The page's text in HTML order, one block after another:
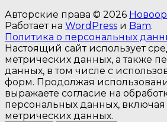
Авторские права © 2026
Работает на WordPress и Bam.
Политика о персональных
Настоящий сайт использует
метрических данных, а также
данных, в том числе с
форм. Продолжая
выражаете согласие на
персональных данных, включая
метрических данных.